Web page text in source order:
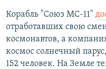
РАСПИСАНИЕ ВЕЩАНИЯ
ПОДПИШИТЕСЬ НА
СОЦИАЛЬНЫЕ СЕТИ
Корабль "Союз МС-11"
отработавших свою
космонавтов, а
космос солнечный
152 человек. На Земле